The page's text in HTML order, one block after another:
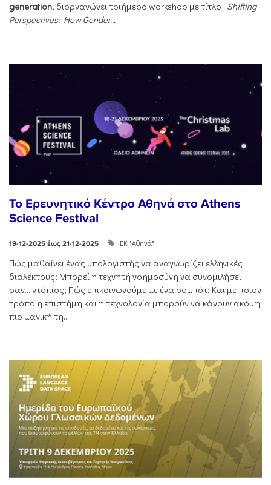
generation, διοργανώνει τριήμερο workshop με τίτλο “Shifting
Perspectives: How Gender...
Το Ερευνητικό Κέντρο Αθηνά στο Athens
Science Festival
19-12-2025 έως 21-12-2025 ΕΚ "Αθηνά"
Πώς μαθαίνει ένας υπολογιστής να αναγνωρίζει ελληνικές
διαλέκτους; Μπορεί η τεχνητή νοημοσύνη να συνομιλήσει
σαν… ντόπιος; Πώς επικοινωνούμε με ένα ρομπότ; Και με ποιον
τρόπο η επιστήμη και η τεχνολογία μπορούν να κάνουν ακόμη
πιο μαγική τη...